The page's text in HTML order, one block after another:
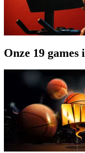
Onze 19